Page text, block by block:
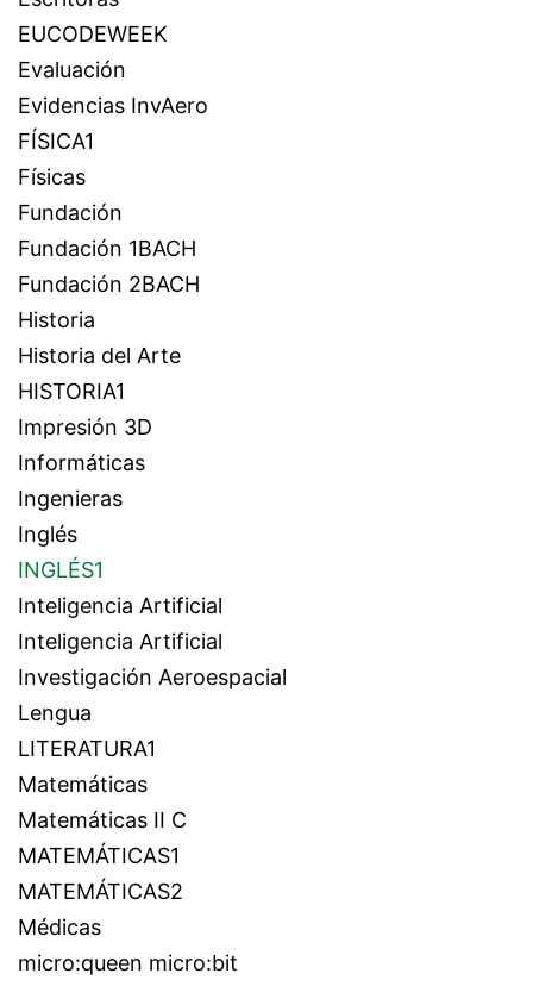
EUCODEWEEK
Evaluación
Evidencias InvAero
FÍSICA1
Físicas
Fundación
Fundación 1BACH
Fundación 2BACH
Historia
Historia del Arte
HISTORIA1
Impresión 3D
Informáticas
Ingenieras
Inglés
INGLÉS1
Inteligencia Artificial
Inteligencia Artificial
Investigación Aeroespacial
Lengua
LITERATURA1
Matemáticas
Matemáticas II C
MATEMÁTICAS1
MATEMÁTICAS2
Médicas
micro:queen micro:bit